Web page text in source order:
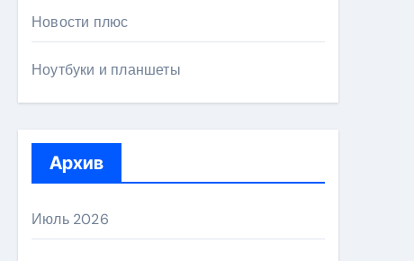
Новости плюс
Ноутбуки и планшеты
Архив
Июль 2026